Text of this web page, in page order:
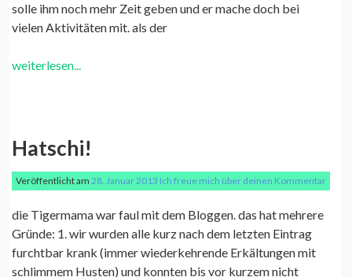
solle ihm noch mehr Zeit geben und er mache doch bei
vielen Aktivitäten mit. als der
weiterlesen...
Hatschi!
Veröffentlicht am28. Januar 2013 Ich freue mich über deinen Kommentar
die Tigermama war faul mit dem Bloggen. das hat mehrere
Gründe: 1. wir wurden alle kurz nach dem letzten Eintrag
furchtbar krank (immer wiederkehrende Erkältungen mit
schlimmem Husten) und konnten bis vor kurzem nicht